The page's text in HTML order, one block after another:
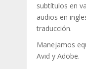
subtítulos en
audios en
traducción.
Manejamos
Avid y Adobe.